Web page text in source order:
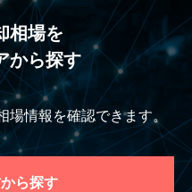
相場を
から探す
場情報を確認できます。
ら探す